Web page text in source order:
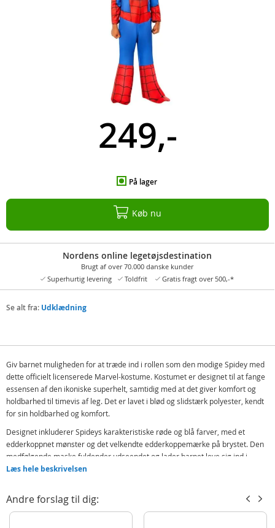
249,-
På lager
Køb nu
Nordens online legetøjsdestination
Brugt af over 70.000 danske kunder
Superhurtig levering
Toldfrit Gratis fragt over 500,-*
Se alt fra: Udklædning
Giv barnet muligheden for at træde ind i rollen som den modige Spidey med
dette officielt licenserede Marvel-kostume. Kostumet er designet til at fange
essensen af den ikoniske superhelt, samtidig med at det giver komfort og
holdbarhed til timevis af leg. Det er lavet i blød og slidstærk polyester, kendt
for sin holdbarhed og komfort.
Designet inkluderer Spideys karakteristiske røde og blå farver, med et
edderkoppnet mønster og det velkendte edderkoppemærke på brystet. Den
medfølgende maske fuldender udseendet og lader barnet leve sig ind i
fantasien som en ægte superhelt. Kostumet har velcrolukning, hvilket gør det
Uanset om det er til karneval, fødselsdagsfejring, Halloween eller bare for at
lege superhelt derhjemme, vil dette kostume inspirere til kreativ leg og
Læs hele beskrivelsen
Andre forslag til dig: